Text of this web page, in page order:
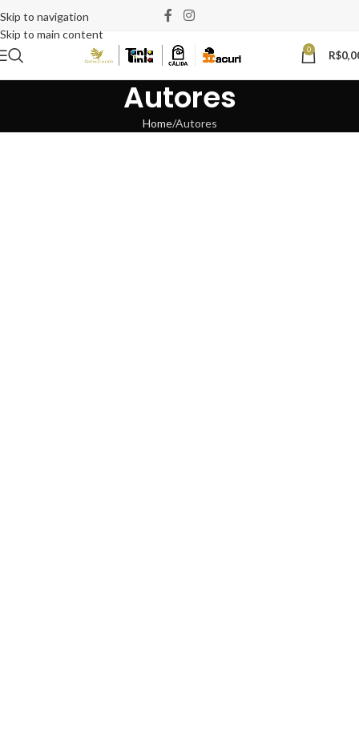
Skip to navigation
Skip to main content
0 R$
Autores
Home Autores